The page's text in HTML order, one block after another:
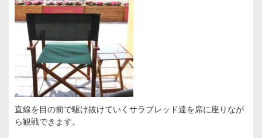
直線を目の前で駆け抜けていくサラブレッド達を席に座りなが
ら観戦できます。